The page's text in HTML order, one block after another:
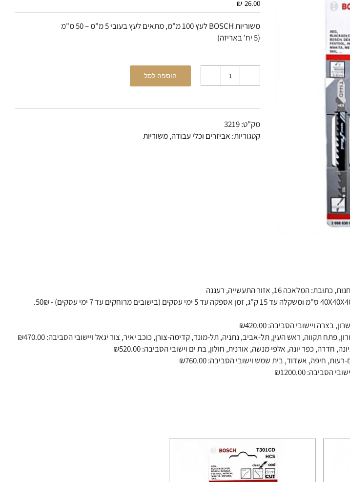
₪ 26.00
משוריות BOSCH לעץ 100 מ"מ, מתאים לעץ בעובי 5 מ"מ – 50 מ"מ
(5 יח' באריזה)
הוספה לסל
מק"ט:3219
קטגוריות: אביזרים וכלי עבודה,משוריות
16, אזור התעשייה, רעננה